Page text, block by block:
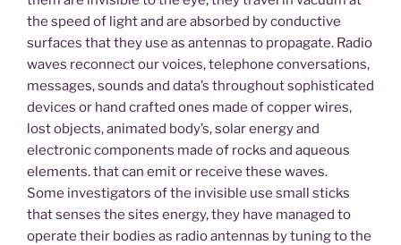
the speed of light and are absorbed by conductive
surfaces that they use as antennas to propagate. Radio
waves reconnect our voices, telephone conversations,
messages, sounds and data’s throughout sophisticated
devices or hand crafted ones made of copper wires,
lost objects, animated body’s, solar energy and
electronic components made of rocks and aqueous
elements. that can emit or receive these waves.
Some investigators of the invisible use small sticks
that senses the sites energy, they have managed to
operate their bodies as radio antennas by tuning to the